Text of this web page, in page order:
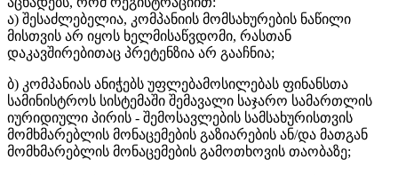
ა) შესაძლებელია, კომპანიის მომსახურების ნაწილი
მისთვის არ იყოს ხელმისაწვდომი, რასთან
დაკავშირებითაც პრეტენზია არ გააჩნია;
ბ) კომპანიას ანიჭებს უფლებამოსილებას ფინანსთა
სამინისტროს სისტემაში შემავალი საჯარო სამართლის
იურიდიული პირის - შემოსავლების სამსახურისთვის
მომხმარებლის მონაცემების გაზიარების ან/და მათგან
მომხმარებლის მონაცემების გამოთხოვის თაობაზე;